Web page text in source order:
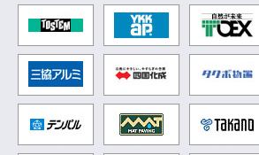
TOSTEM トステム
YKK
三協アルミ
テンパル